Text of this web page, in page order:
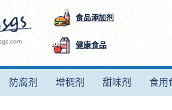
食品添加剂
健康食品
防腐剂 增稠剂 甜味剂 食用